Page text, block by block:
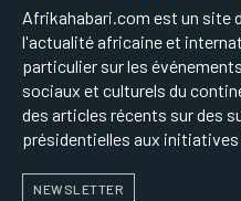
Afrikahabari.com est un site
l'actualité africaine et
particulier sur les
sociaux et culturels du
des articles récents sur des
présidentielles aux
NEWSLETTER